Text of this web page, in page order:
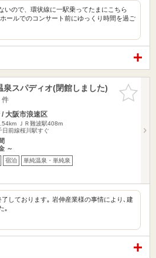
いので、環状線に一駅乗ってたまにこちら
ールでのコンサート前にゆっくり時間を過ご
お気に入
りに追加
スパディオ(閉館しました)
/ 大阪市浪速区
ＪＲ難波駅408m
日前線桜川駅すぐ
～
宿泊 単純温泉・単純泉
しております｡ 岩伸産業様の事情により､建
｡